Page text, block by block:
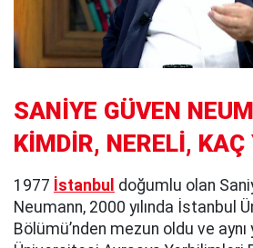
SANİYE GÜVEN
KİMDİR, NERELİ, KAÇ
1977 İstanbul doğumlu olan
Neumann, 2000 yılında İstanbul
Bölümü’nden mezun oldu ve